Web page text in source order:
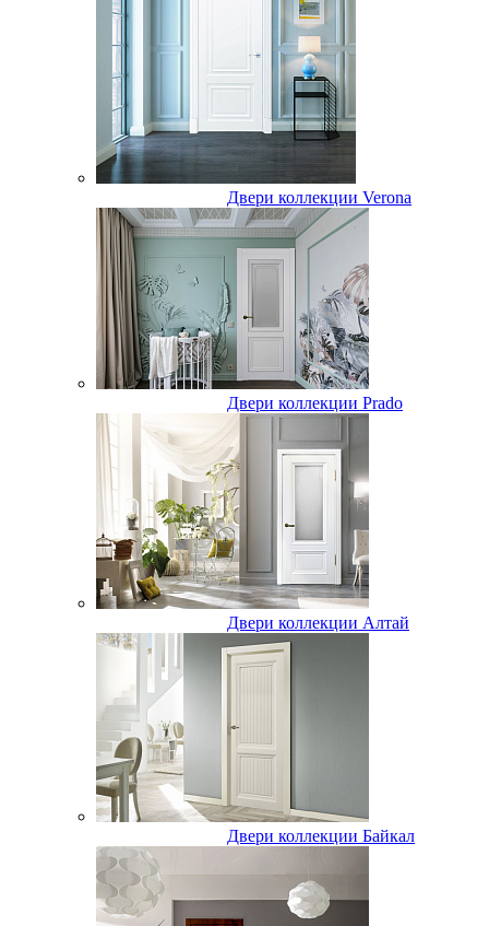
Двери коллекции Verona
Двери коллекции Prado
Двери коллекции Алтай
Двери коллекции Байкал